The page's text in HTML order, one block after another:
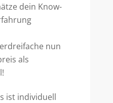
dein Know-
nun
als
ist individuell